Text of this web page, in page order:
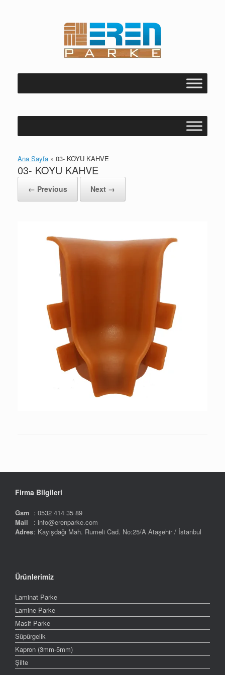
Ana Sayfa » 03- KOYU KAHVE
03- KOYU KAHVE
← Previous Next →
Firma Bilgileri
Gsm : 0532 414 35 89
Mail
: info@erenparke.com
Adres: Kayışdağı Mah. Rumeli Cad. No:25/A Ataşehir / İstanbul
Ürünlerimiz
Laminat Parke
Lamine Parke
Masif Parke
Süpürgelik
Kapron (3mm-5mm)
Şilte